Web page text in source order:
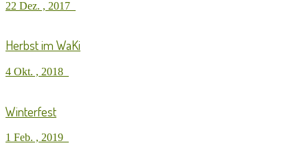
22 Dez. , 2017
Herbst im WaKi
4 Okt. , 2018
Winterfest
1 Feb. , 2019